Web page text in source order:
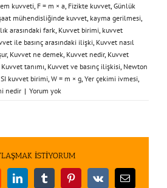
kuvveti F = m × a Fizikte kuvvet Günlük
mühendisliğinde kuvvet kayma gerilmesi
arasındaki fark Kuvvet birimi kuvvet
ile basınç arasındaki ilişki Kuvvet nasıl
, Kuvvet ne demek Kuvvet nedir, Kuvvet
Kuvvet tanımı Kuvvet ve basınç ilişkisi Newton
SI kuvvet birimi W = m × g Yer çekimi ivmesi
nedir | Yorum yok
İSTİYORUM
LinkedInTumblrPinterest
Vk
E-